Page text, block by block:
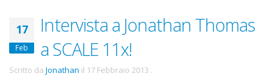
17
Feb
Intervista a Jonathan Thomas
a SCALE 11x!
Scritto da Jonathan il 17 Febbraio 2013 .